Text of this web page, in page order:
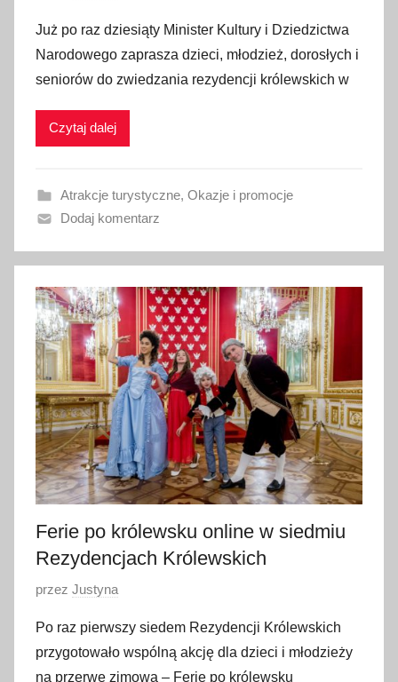
u
b
l
i
a
n
1
l
i
s
t
o
p
a
d
a
2
0
1
Już po raz dziesiąty Minister Kultury i Dziedzictwa
Narodowego zaprasza dzieci, młodzież, dorosłych i
seniorów do zwiedzania rezydencji królewskich w
Czytaj dalej
Atrakcje turystyczne, Okazje i promocje
Dodaj komentarz
Ferie po królewsku online w siedmiu
Rezydencjach Królewskich
O
u
b
przez Justyna
Po raz pierwszy siedem Rezydencji Królewskich
przygotowało wspólną akcję dla dzieci i młodzieży
na przerwę zimową – Ferie po królewsku